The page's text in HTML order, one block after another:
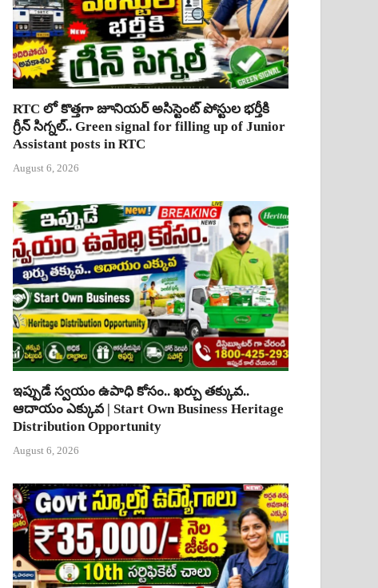
RTC లో కొత్తగా జూనియర్ అసిస్టెంట్ పోస్టుల భర్తీకి
గ్రీన్ సిగ్నల్.. Green signal for filling up of Junior
Assistant posts in RTC
August 6, 2026
ఇప్పుడే స్వయం ఉపాధి కోసం.. ఖర్చు తక్కువ..
ఆదాయం ఎక్కువ | Start Own Business Heritage
Distribution Opportunity
August 6, 2026